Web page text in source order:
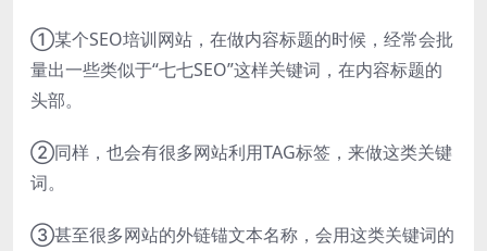
①某个SEO培训网站，在做内容标题的时候，经常会批
量出一些类似于“七七SEO”这样关键词，在内容标题的
头部。
②同样，也会有很多网站利用TAG标签，来做这类关键
词。
③甚至很多网站的外链锚文本名称，会用这类关键词的